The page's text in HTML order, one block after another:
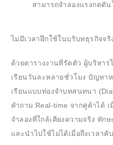
สามารถจำลองแรงกดดั
ไม่มีเวลาฝึกใช้ในบริบทธุรกิจจริ
ด้วยตารางงานที่รัดตัว ผู้บริหา
เรียนวันละหลายชั่วโมง ปัญหา
เรียนแบบท่องจำบทสนทนา
คำถาม Real-time จากคู่ค้าได้
จำลองที่ใกล้เคียงความจริง ทัก
และนำไปใช้ไม่ได้เมื่อถึงเวลาคั